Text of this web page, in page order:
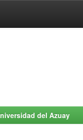
del Azuay